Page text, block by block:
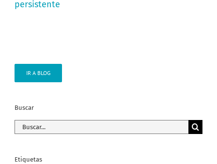
persistente
IR A BLOG
Buscar
Buscar:
Etiquetas